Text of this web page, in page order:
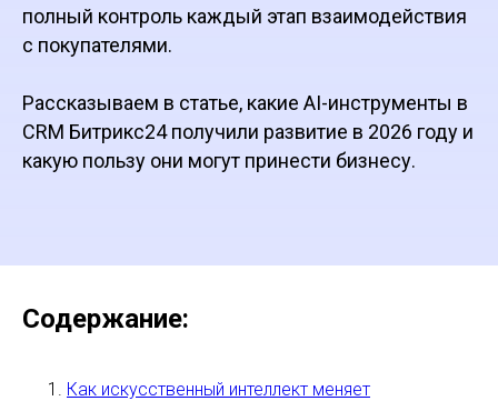
полный контроль каждый этап взаимодействия
с покупателями.
Рассказываем в статье, какие AI-инструменты в
CRM Битрикс24 получили развитие в 2026 году и
какую пользу они могут принести бизнесу.
Содержание:
Как искусственный интеллект меняет